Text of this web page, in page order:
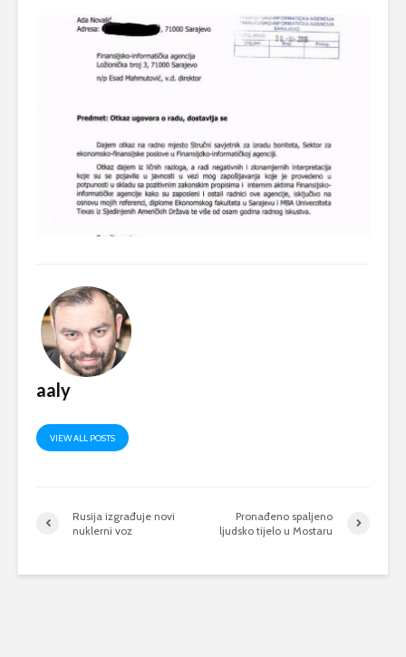
aaly
VIEW ALL POSTS
Rusija izgrađuje novi
nuklerni voz
Pronađeno spaljeno
ljudsko tijelo u Mostaru